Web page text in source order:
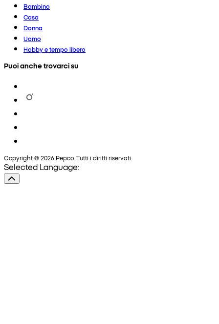
Bambino
Casa
Donna
Uomo
Hobby e tempo libero
Puoi anche trovarci su
Copyright © 2026 Pepco. Tutti i diritti riservati.
Selected Language: